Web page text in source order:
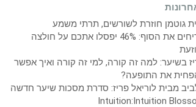
גוטמן חוזרת לשורשים, תרתי משמע
מריחים את הסוף: 46% יפסלו אתכם על חולצה
בשיער: למה זה קורה, למי זה קורה ואיך אפשר
את התופעה?
מבית לוריאל פריז: סדרת מסכות שיער חדשה
Intuition:Intuition